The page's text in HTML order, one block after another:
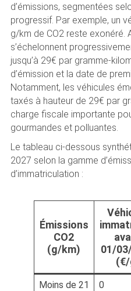
d’émissions, segmentées
progressif. Par exemple, un
g/km de CO2 reste exonéré.
s’échelonnent
jusqu’à 29€ par gramme-
d’émission et la date de
Notamment, les véhicules
taxés à hauteur de 29€ par
charge fiscale importante
gourmandes et polluantes.
Le tableau ci-dessous
2027 selon la gamme
d’immatriculation :
Émissions
CO2
(g/km)
01/
Moins de 21 0